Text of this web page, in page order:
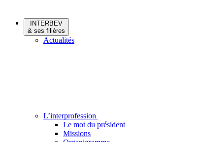
INTERBEV
& ses filières
Actualités
L’interprofession
Le mot du président
Missions